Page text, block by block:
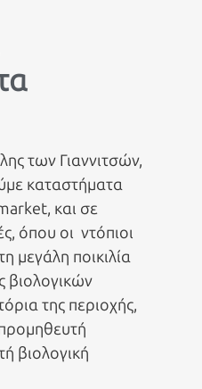
των Γιαννιτσών,
καταστήματα
και σε
όπου οι ντόπιοι
μεγάλη ποικιλία
βιολογικών
της περιοχής,
βιολογική